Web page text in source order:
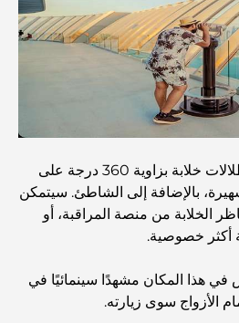
في دبي: رحلة عبر الزمن
أماكن تناول الطعام في مركز متنامٍ
في دبي
يوفر "ذا فيو آت ذا بالم" إطلالات خلابة بزاوية 360 درجة على
بالإضافة إلى الشاطئ. سيتمكن
الخلابة من منصة المراقبة، أو
أكثر خصوصية.
هذا المكان مشهدًا سينمائيًا في
الأزواج سوى زيارته.